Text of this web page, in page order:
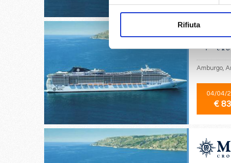
Rifiuta
Amburgo,
04/04/
€